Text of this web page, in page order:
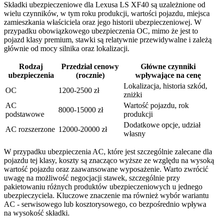
Składki ubezpieczeniowe dla Lexusa LS XF40 są uzależnione od
wielu czynników, w tym roku produkcji, wartości pojazdu, miejsca
zamieszkania właściciela oraz jego historii ubezpieczeniowej. W
przypadku obowiązkowego ubezpieczenia OC, mimo że jest to
pojazd klasy premium, stawki są relatywnie przewidywalne i zależą
głównie od mocy silnika oraz lokalizacji.
Rodzaj
ubezpieczenia
Przedział cenowy
(rocznie)
Główne czynniki
wpływające na cenę
OC
1200-2500 zł
Lokalizacja, historia szkód,
zniżki
AC
podstawowe
8000-15000 zł
Wartość pojazdu, rok
produkcji
AC rozszerzone 12000-20000 zł
Dodatkowe opcje, udział
własny
W przypadku ubezpieczenia AC, które jest szczególnie zalecane dla
pojazdu tej klasy, koszty są znacząco wyższe ze względu na wysoką
wartość pojazdu oraz zaawansowane wyposażenie. Warto zwrócić
uwagę na możliwość negocjacji stawek, szczególnie przy
pakietowaniu różnych produktów ubezpieczeniowych u jednego
ubezpieczyciela. Kluczowe znaczenie ma również wybór wariantu
AC - serwisowego lub kosztorysowego, co bezpośrednio wpływa
na wysokość składki.